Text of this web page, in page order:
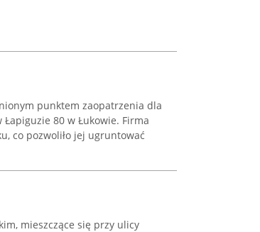
punktem zaopatrzenia dla
80 w Łukowie. Firma
co pozwoliło jej ugruntować
mieszczące się przy ulicy